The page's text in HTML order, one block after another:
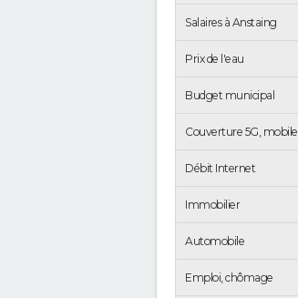
Salaires à Anstaing
Prix de l'eau
Budget municipal
Couverture 5G, mobile
Débit Internet
Immobilier
Automobile
Emploi, chômage